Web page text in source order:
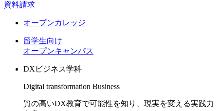
資料請求
オープンカレッジ
留学生向け
オープンキャンパス
DXビジネス学科
Digital transformation Business
質の高いDX教育で可能性を知り、現実を変える実践力